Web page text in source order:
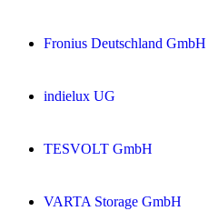
Fronius Deutschland GmbH
indielux UG
TESVOLT GmbH
VARTA Storage GmbH